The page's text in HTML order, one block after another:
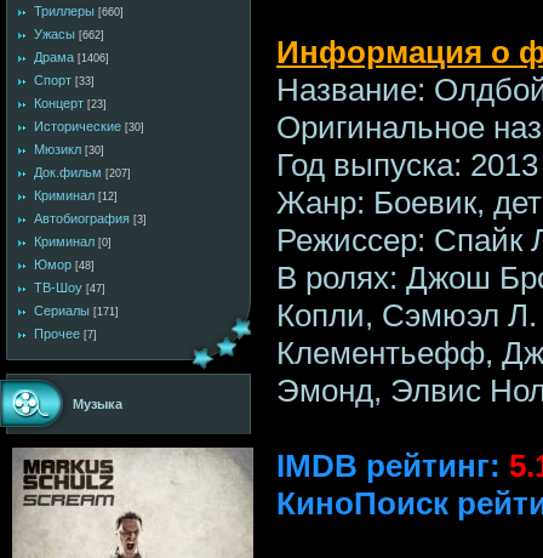
Триллеры [660]
Ужасы [662]
Драма [1406]
Спорт [33]
Концерт [23]
Исторические [30]
Мюзикл [30]
Док.фильм [207]
Криминал [12]
Автобиография [3]
Криминал [0]
Юмор [48]
ТВ-Шоу [47]
Сериалы [171]
Прочее [7]
Музыка
Информация о
Название:
Оригинальное
Год выпуска: 2013
Жанр: Боевик,
Режиссер: Спайк
В ролях: Джош
Копли, Сэмюэл
Клементьефф,
Эмонд, Элвис
IMDB рейтинг:
КиноПоиск